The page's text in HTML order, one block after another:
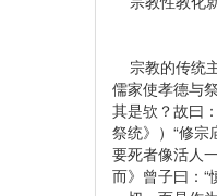
宗教的传统
儒家使孝德与
其是欤？故曰
祭统》）“修宗
要死者像活人
而》曾子曰：